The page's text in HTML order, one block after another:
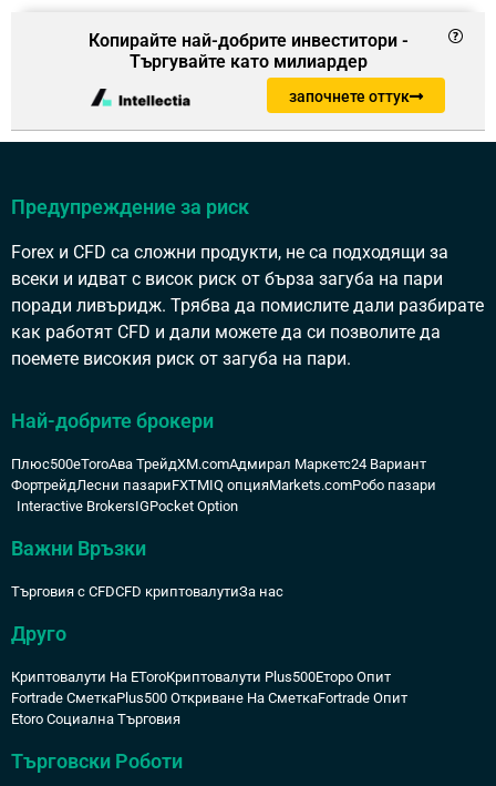
Копирайте най-добрите инвеститори -
Търгувайте като милиардер
започнете оттук
Предупреждение за риск
Forex и CFD са сложни продукти, не са подходящи за
всеки и идват с висок риск от бърза загуба на пари
поради ливъридж. Трябва да помислите дали разбирате
как работят CFD и дали можете да си позволите да
поемете високия риск от загуба на пари.
Най-добрите брокери
Плюс500eToroАва ТрейдXM.comАдмирал Маркетс24 Вариант
ФортрейдЛесни пазариFXTMIQ опцияMarkets.comРобо пазари
Interactive BrokersIGPocket Option
Важни Връзки
Търговия с CFDCFD криптовалутиЗа нас
Друго
Криптовалути На EToroКриптовалути Plus500Еторо Опит
Fortrade СметкаPlus500 Откриване На СметкаFortrade Опит
Etoro Социална Търговия
Търговски Роботи